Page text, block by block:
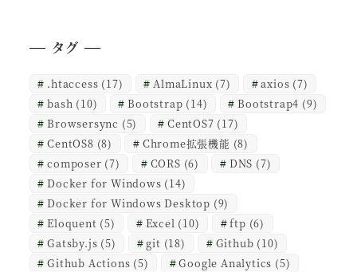
タグ
.htaccess (17) AlmaLinux (7) axios (7)
bash (10) Bootstrap (14) Bootstrap4 (9)
Browsersync (5) CentOS7 (17)
CentOS8 (8) Chrome拡張機能 (8)
composer (7) CORS (6) DNS (7)
Docker for Windows (14)
Docker for Windows Desktop (9)
Eloquent (5) Excel (10) ftp (6)
Gatsby.js (5) git (18) Github (10)
Github Actions (5) Google Analytics (5)